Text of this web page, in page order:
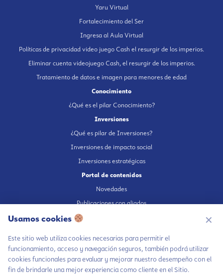
Yaru Virtual
Fortalecimiento del Ser
Ingresa al Aula Virtual
Políticas de privacidad video juego Cash el resurgir de los imperios.
Eliminar cuenta videojuego Cash, el resurgir de los imperios.
Tratamiento de datos e imagen para menores de edad
Conocimiento
¿Qué es el pilar Conocimiento?
Inversiones
¿Qué es pilar de Inversiones?
Inversiones de impacto social
Inversiones estratégicas
Portal de contenidos
Novedades
Publicaciones con aliados
Fundación en medios
Escúchanos en Spotify
Usamos cookies ✕
Este sitio web utiliza cookies necesarias para permitir el
funcionamiento, acceso y navegación seguros, también podrá utilizar
cookies funcionales para evaluar y mejorar nuestro desempeño con el
fin de brindarle una mejor experiencia como cliente en el Sitio.